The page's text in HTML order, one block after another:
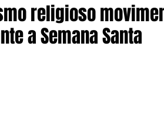
religioso
a Semana Santa